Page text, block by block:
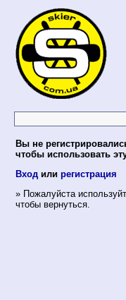
Вы не
чтобы использовать
Вход или регистрация
» Пожалуйста
чтобы вернуться.